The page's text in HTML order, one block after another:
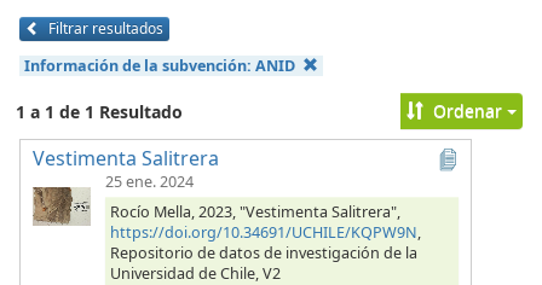
Filtrar resultados
Información de la subvención: ANID
1 a 1 de 1 Resultado Ordenar
Vestimenta Salitrera
25 ene. 2024
Rocío Mella, 2023, "Vestimenta Salitrera",
https://doi.org/10.34691/UCHILE/KQPW9N,
Repositorio de datos de investigación de la
Universidad de Chile, V2